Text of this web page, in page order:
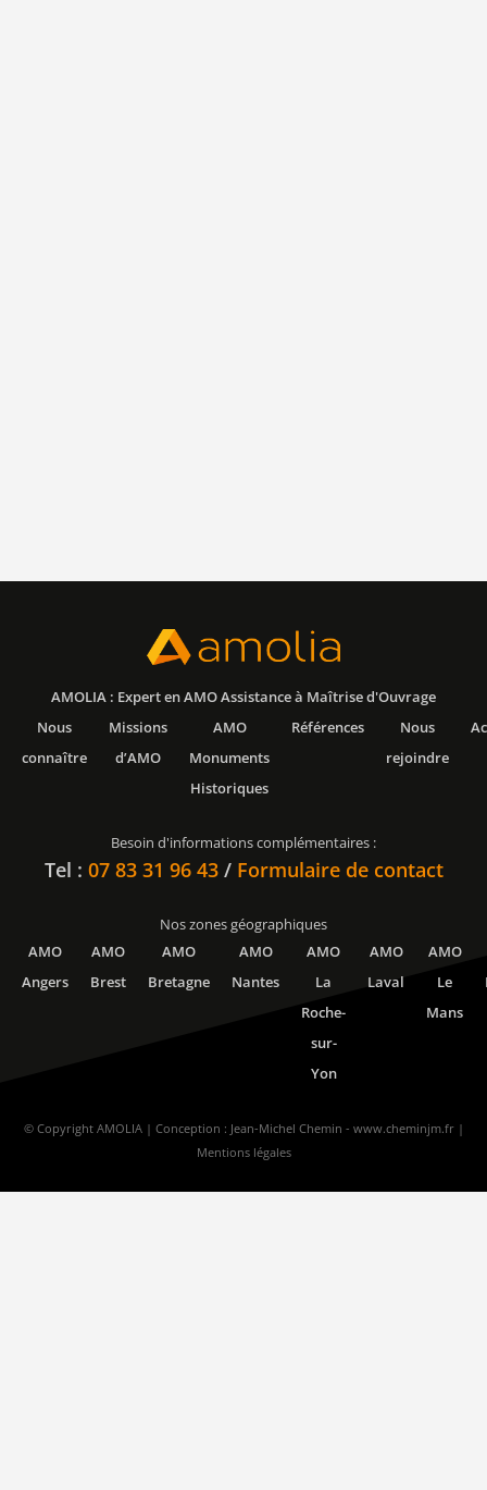
AMOLIA : Expert en AMO Assistance à Maîtrise d'Ouvrage
Nous
connaître
Missions
d’AMO
AMO
Monuments
Historiques
Références
Nous
rejoindre
Besoin d'informations complémentaires :
Tel : 07 83 31 96 43/ Formulaire de contact
Nos zones géographiques
AMO
Angers
AMO
Brest
AMO
Bretagne
AMO
Nantes
AMO
La
Roche-
sur-
Yon
AMO
Laval
AMO
Le
Mans
© Copyright AMOLIA | Conception : Jean-Michel Chemin - www.cheminjm.fr|
Mentions légales